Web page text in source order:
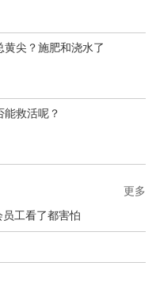
黄尖？施肥和浇水了
能救活呢？
工看了都害怕
更多